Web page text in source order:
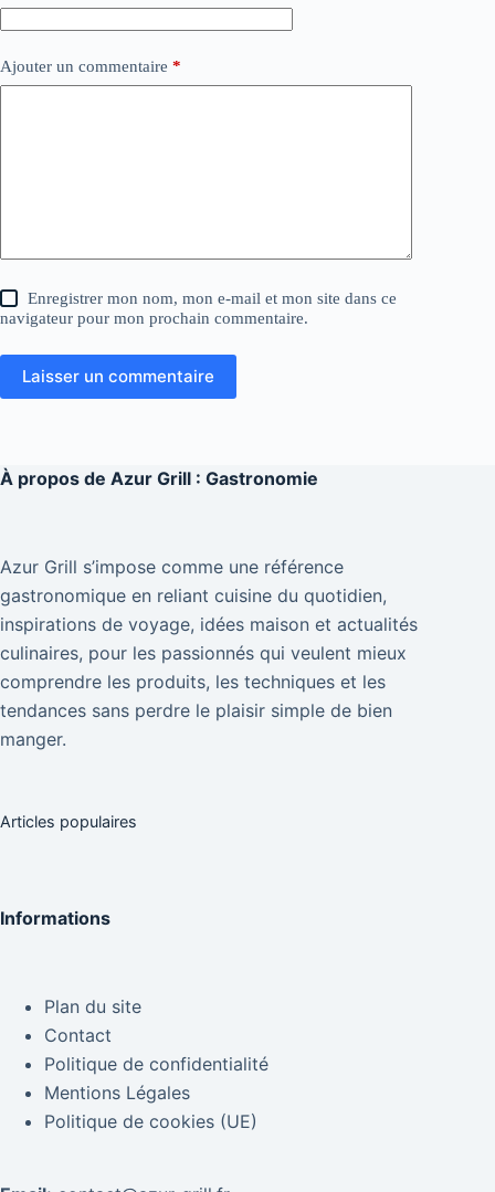
Ajouter un commentaire *
Enregistrer mon nom, mon e-mail et mon site dans ce
navigateur pour mon prochain commentaire.
Laisser un commentaire
À propos de Azur Grill : Gastronomie
Azur Grill s’impose comme une référence
gastronomique en reliant cuisine du quotidien,
inspirations de voyage, idées maison et actualités
culinaires, pour les passionnés qui veulent mieux
comprendre les produits, les techniques et les
tendances sans perdre le plaisir simple de bien
manger.
Articles populaires
Informations
Plan du site
Contact
Politique de confidentialité
Mentions Légales
Politique de cookies (UE)